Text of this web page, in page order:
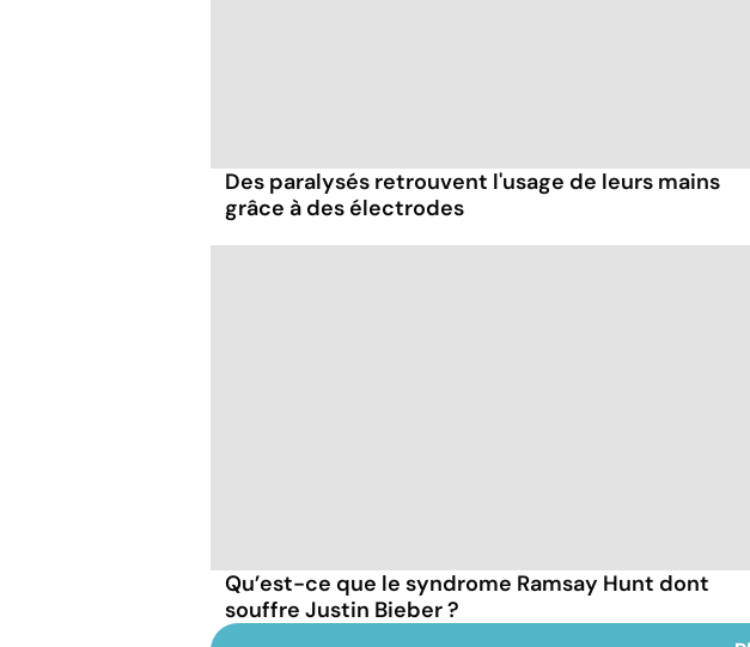
Des paralysés retrouvent l'usage de leurs mains
grâce à des électrodes
Qu’est-ce que le syndrome Ramsay Hunt dont
souffre Justin Bieber ?